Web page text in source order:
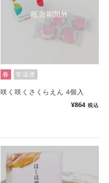
販売期間外
春 常温便
咲く咲くさくらえん 4個入
¥864 税込